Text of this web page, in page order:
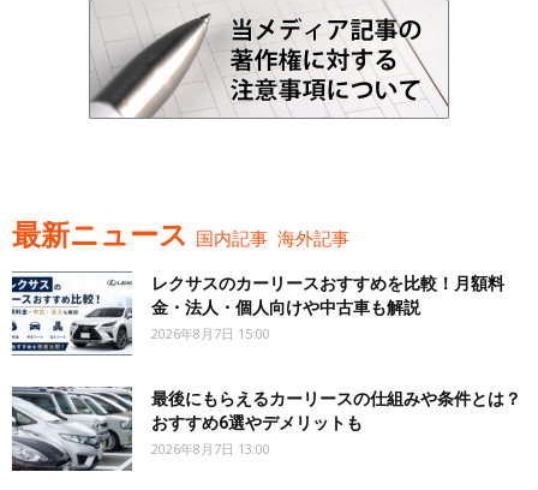
最新ニュース 国内記事 海外記事
レクサスのカーリースおすすめを比較！月額料
金・法人・個人向けや中古車も解説
2026年8月7日 15:00
最後にもらえるカーリースの仕組みや条件とは？
おすすめ6選やデメリットも
2026年8月7日 13:00